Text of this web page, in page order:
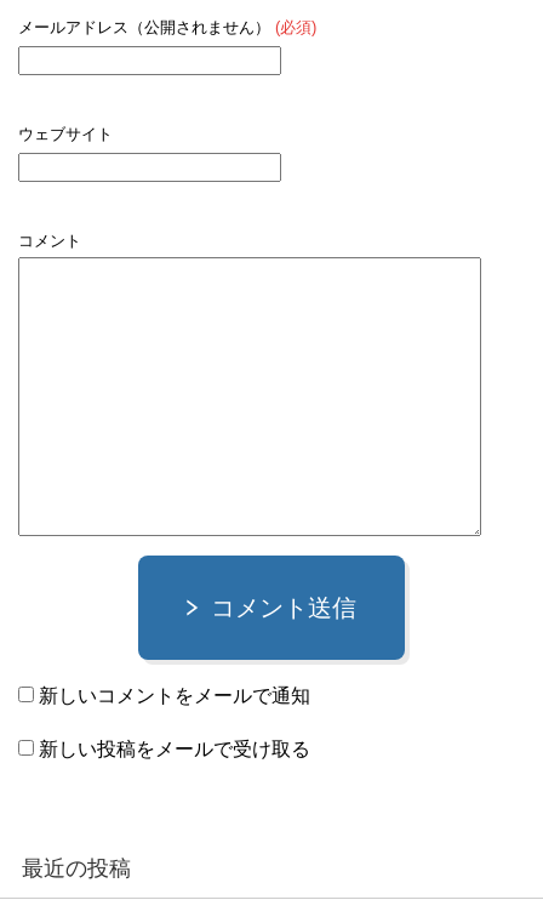
メールアドレス（公開されません） (必須)
ウェブサイト
コメント
コメント送信
新しいコメントをメールで通知
新しい投稿をメールで受け取る
最近の投稿